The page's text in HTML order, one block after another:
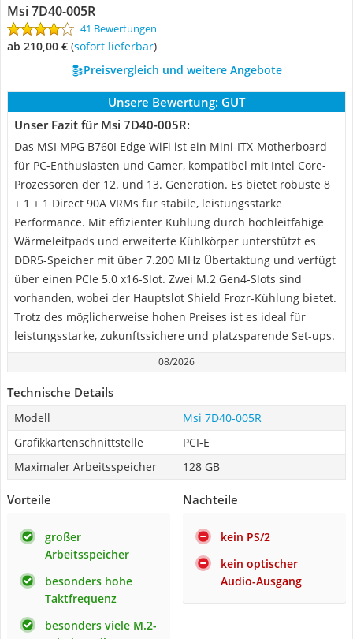
Msi ‎7D40-005R
41 Bewertungen
ab 210,00 € ( Sofort lieferbar)
Preisvergleich und weitere Angebote
Unsere Bewertung: GUT
Unser Fazit für Msi ‎7D40-005R:
Das MSI MPG B760I Edge WiFi ist ein Mini-ITX-Motherboard
für PC-Enthusiasten und Gamer, kompatibel mit Intel Core-
Prozessoren der 12. und 13. Generation. Es bietet robuste 8
+ 1 + 1 Direct 90A VRMs für stabile, leistungsstarke
Performance. Mit effizienter Kühlung durch hochleitfähige
Wärmeleitpads und erweiterte Kühlkörper unterstützt es
DDR5-Speicher mit über 7.200 MHz Übertaktung und verfügt
über einen PCIe 5.0 x16-Slot. Zwei M.2 Gen4-Slots sind
vorhanden, wobei der Hauptslot Shield Frozr-Kühlung bietet.
Trotz des möglicherweise hohen Preises ist es ideal für
leistungsstarke, zukunftssichere und platzsparende Set-ups.
08/2026
Technische Details
Modell
Msi ‎7D40-005R
Grafikkartenschnittstelle
PCI-E
Maximaler Arbeitsspeicher
128 GB
Vorteile
großer
Arbeitsspeicher
besonders hohe
Taktfrequenz
besonders viele M.2-
Nachteile
kein PS/2
kein optischer
Audio-Ausgang